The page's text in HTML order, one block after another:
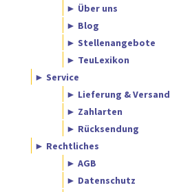
► Über uns
► Blog
► Stellenangebote
► TeuLexikon
► Service
► Lieferung & Versand
► Zahlarten
► Rücksendung
► Rechtliches
► AGB
► Datenschutz